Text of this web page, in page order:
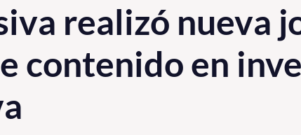
realizó nueva
contenido en